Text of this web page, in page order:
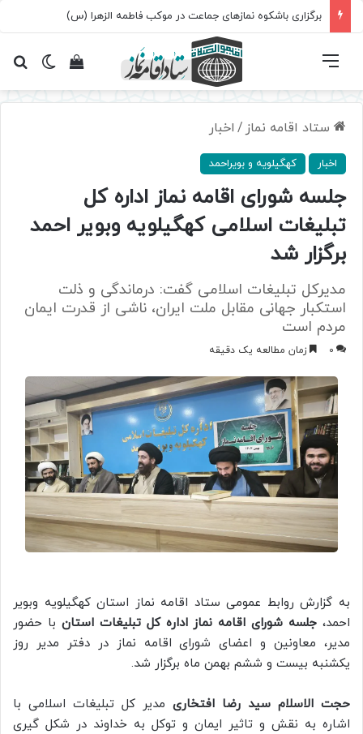
برگزاری باشکوه نمازهای جماعت در موکب فاطمه الزهرا (س)
تغییرمشاهده فهرست
ستاد اقامه نماز / اخبار
اخبار کهگیلویه و بویراحمد
جلسه شورای اقامه نماز اداره کل
تبلیغات اسلامی کهگیلویه وبویر احمد
برگزار شد
مدیرکل تبلیغات اسلامی گفت: درماندگی و ذلت
استکبار جهانی مقابل ملت ایران، ناشی از قدرت ایمان
مردم است
0 زمان مطالعه یک دقیقه
به گزارش روابط عمومی ستاد اقامه نماز استان کهگیلویه وبویر
احمد، جلسه شورای اقامه نماز اداره کل تبلیغات استان با حضور
مدیر، معاونین و اعضای شورای اقامه نماز در دفتر مدیر روز
یکشنبه بیست و ششم بهمن ماه برگزار شد.
حجت الاسلام سید رضا افتخاری مدیر کل تبلیغات اسلامی با
اشاره به نقش و تاثیر ایمان و توکل به خداوند در شکل گیری